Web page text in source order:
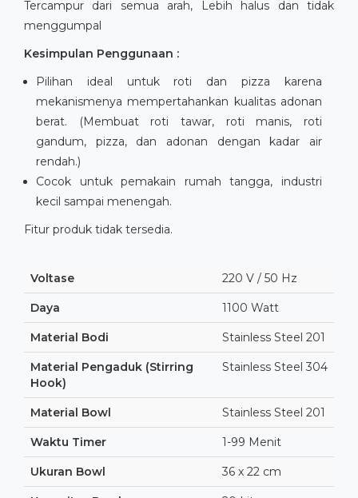
Tercampur dari semua arah, Lebih halus dan tidak
menggumpal
Kesimpulan Penggunaan :
Pilihan ideal untuk roti dan pizza karena
mekanismenya mempertahankan kualitas adonan
berat. (Membuat roti tawar, roti manis, roti
gandum, pizza, dan adonan dengan kadar air
rendah.)
Cocok untuk pemakain rumah tangga, industri
kecil sampai menengah.
Fitur produk tidak tersedia.
Voltase 220 V / 50 Hz
Daya 1100 Watt
Material Bodi Stainless Steel 201
Material Pengaduk (Stirring
Hook)
Stainless Steel 304
Material Bowl Stainless Steel 201
Waktu Timer 1-99 Menit
Ukuran Bowl 36 x 22 cm